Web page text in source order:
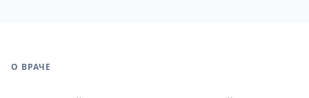
О ВРАЧЕ